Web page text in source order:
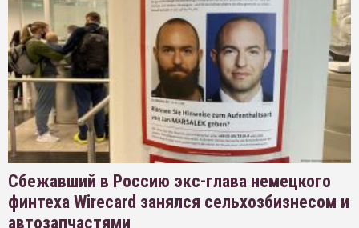
Сбежавший в Россию экс-глава немецкого
финтеха Wirecard занялся сельхозбизнесом и
автозапчастями